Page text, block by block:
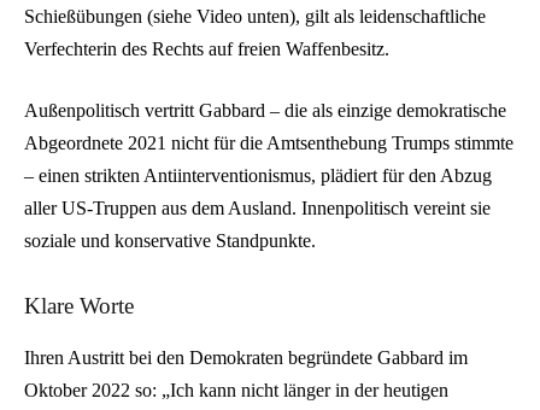
Schießübungen (siehe Video unten), gilt als leidenschaftliche
Verfechterin des Rechts auf freien Waffenbesitz.
Außenpolitisch vertritt Gabbard – die als einzige demokratische
Abgeordnete 2021 nicht für die Amtsenthebung Trumps stimmte
– einen strikten Antiinterventionismus, plädiert für den Abzug
aller US-Truppen aus dem Ausland. Innenpolitisch vereint sie
soziale und konservative Standpunkte.
Klare Worte
Ihren Austritt bei den Demokraten begründete Gabbard im
Oktober 2022 so: „Ich kann nicht länger in der heutigen